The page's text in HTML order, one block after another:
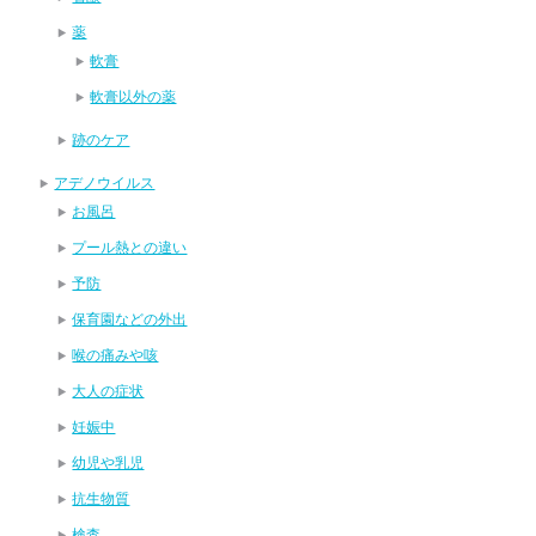
薬
軟膏
軟膏以外の薬
跡のケア
アデノウイルス
お風呂
プール熱との違い
予防
保育園などの外出
喉の痛みや咳
大人の症状
妊娠中
幼児や乳児
抗生物質